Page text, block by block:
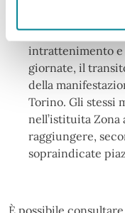
13. si
intrattenimento e
giornate, il
della
Torino. Gli stessi
nell’istituita
raggiungere,
sopraindicate
È possibile